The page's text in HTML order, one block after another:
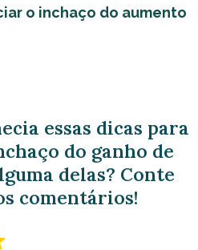
o inchaço do aumento
essas dicas para
do ganho de
delas? Conte
comentários!